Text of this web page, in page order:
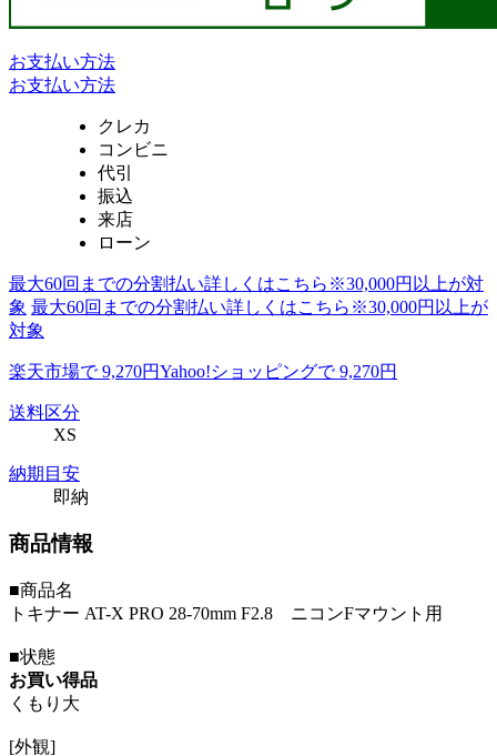
お支払い方法
お支払い方法
クレカ
コンビニ
代引
振込
来店
ローン
最大60回までの分割払い詳しくはこちら※30,000円以上が対
象 最大60回までの分割払い詳しくはこちら※30,000円以上が
対象
楽天市場で 9,270円Yahoo!ショッピングで 9,270円
送料区分
XS
納期目安
即納
商品情報
■商品名
トキナー AT-X PRO 28-70mm F2.8 ニコンFマウント用
■状態
お買い得品
くもり大
[外観]